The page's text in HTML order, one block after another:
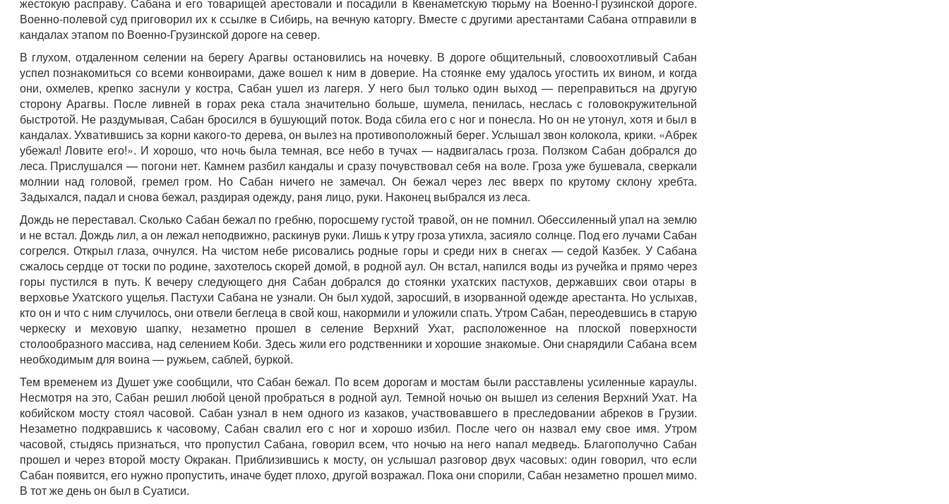
жестокую расправу. Сабана и его товарищей арестовали и посадили в Квенаметскую тюрьму на Военно-Грузинской дороге.
Военно-полевой суд приговорил их к ссылке в Сибирь, на вечную каторгу. Вместе с другими арестантами Сабана отправили в
кандалах этапом по Военно-Грузинской дороге на север.
В глухом, отдаленном селении на берегу Арагвы остановились на ночевку. В дороге общительный, словоохотливый Сабан
успел познакомиться со всеми конвоирами, даже вошел к ним в доверие. На стоянке ему удалось угостить их вином, и когда
они, охмелев, крепко заснули у костра, Сабан ушел из лагеря. У него был только один выход — переправиться на другую
сторону Арагвы. После ливней в горах река стала значительно больше, шумела, пенилась, неслась с головокружительной
быстротой. Не раздумывая, Сабан бросился в бушующий поток. Вода сбила его с ног и понесла. Но он не утонул, хотя и был в
кандалах. Ухватившись за корни какого-то дерева, он вылез на противоположный берег. Услышал звон колокола, крики. «Абрек
убежал! Ловите его!». И хорошо, что ночь была темная, все небо в тучах — надвигалась гроза. Ползком Сабан добрался до
леса. Прислушался — погони нет. Камнем разбил кандалы и сразу почувствовал себя на воле. Гроза уже бушевала, сверкали
молнии над головой, гремел гром. Но Сабан ничего не замечал. Он бежал через лес вверх по крутому склону хребта.
Задыхался, падал и снова бежал, раздирая одежду, раня лицо, руки. Наконец выбрался из леса.
Дождь не переставал. Сколько Сабан бежал по гребню, поросшему густой травой, он не помнил. Обессиленный упал на землю
и не встал. Дождь лил, а он лежал неподвижно, раскинув руки. Лишь к утру гроза утихла, засияло солнце. Под его лучами Сабан
согрелся. Открыл глаза, очнулся. На чистом небе рисовались родные горы и среди них в снегах — седой Казбек. У Сабана
сжалось сердце от тоски по родине, захотелось скорей домой, в родной аул. Он встал, напился воды из ручейка и прямо через
горы пустился в путь. К вечеру следующего дня Сабан добрался до стоянки ухатских пастухов, державших свои отары в
верховье Ухатского ущелья. Пастухи Сабана не узнали. Он был худой, заросший, в изорванной одежде арестанта. Но услыхав,
кто он и что с ним случилось, они отвели беглеца в свой кош, накормили и уложили спать. Утром Сабан, переодевшись в старую
черкеску и меховую шапку, незаметно прошел в селение Верхний Ухат, расположенное на плоской поверхности
столообразного массива, над селением Коби. Здесь жили его родственники и хорошие знакомые. Они снарядили Сабана всем
необходимым для воина — ружьем, саблей, буркой.
Тем временем из Душет уже сообщили, что Сабан бежал. По всем дорогам и мостам были расставлены усиленные караулы.
Несмотря на это, Сабан решил любой ценой пробраться в родной аул. Темной ночью он вышел из селения Верхний Ухат. На
кобийском мосту стоял часовой. Сабан узнал в нем одного из казаков, участвовавшего в преследовании абреков в Грузии.
Незаметно подкравшись к часовому, Сабан свалил его с ног и хорошо избил. После чего он назвал ему свое имя. Утром
часовой, стыдясь признаться, что пропустил Сабана, говорил всем, что ночью на него напал медведь. Благополучно Сабан
прошел и через второй мосту Окракан. Приблизившись к мосту, он услышал разговор двух часовых: один говорил, что если
Сабан появится, его нужно пропустить, иначе будет плохо, другой возражал. Пока они спорили, Сабан незаметно прошел мимо.
В тот же день он был в Суатиси.